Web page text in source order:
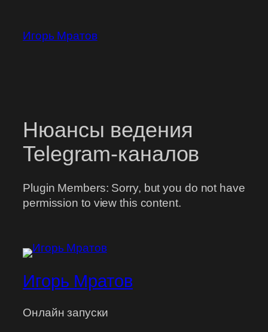
содержимому
Игорь Мратов
Нюансы ведения
Telegram-каналов
Plugin Members: Sorry, but you do not have
permission to view this content.
Игорь Мратов
Онлайн запуски